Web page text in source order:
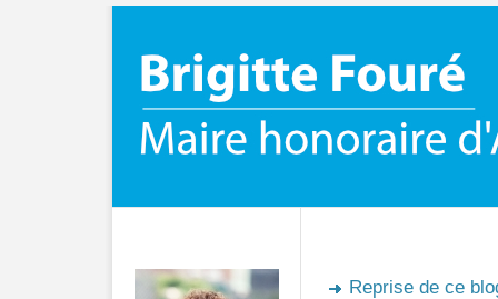
Reprise de ce